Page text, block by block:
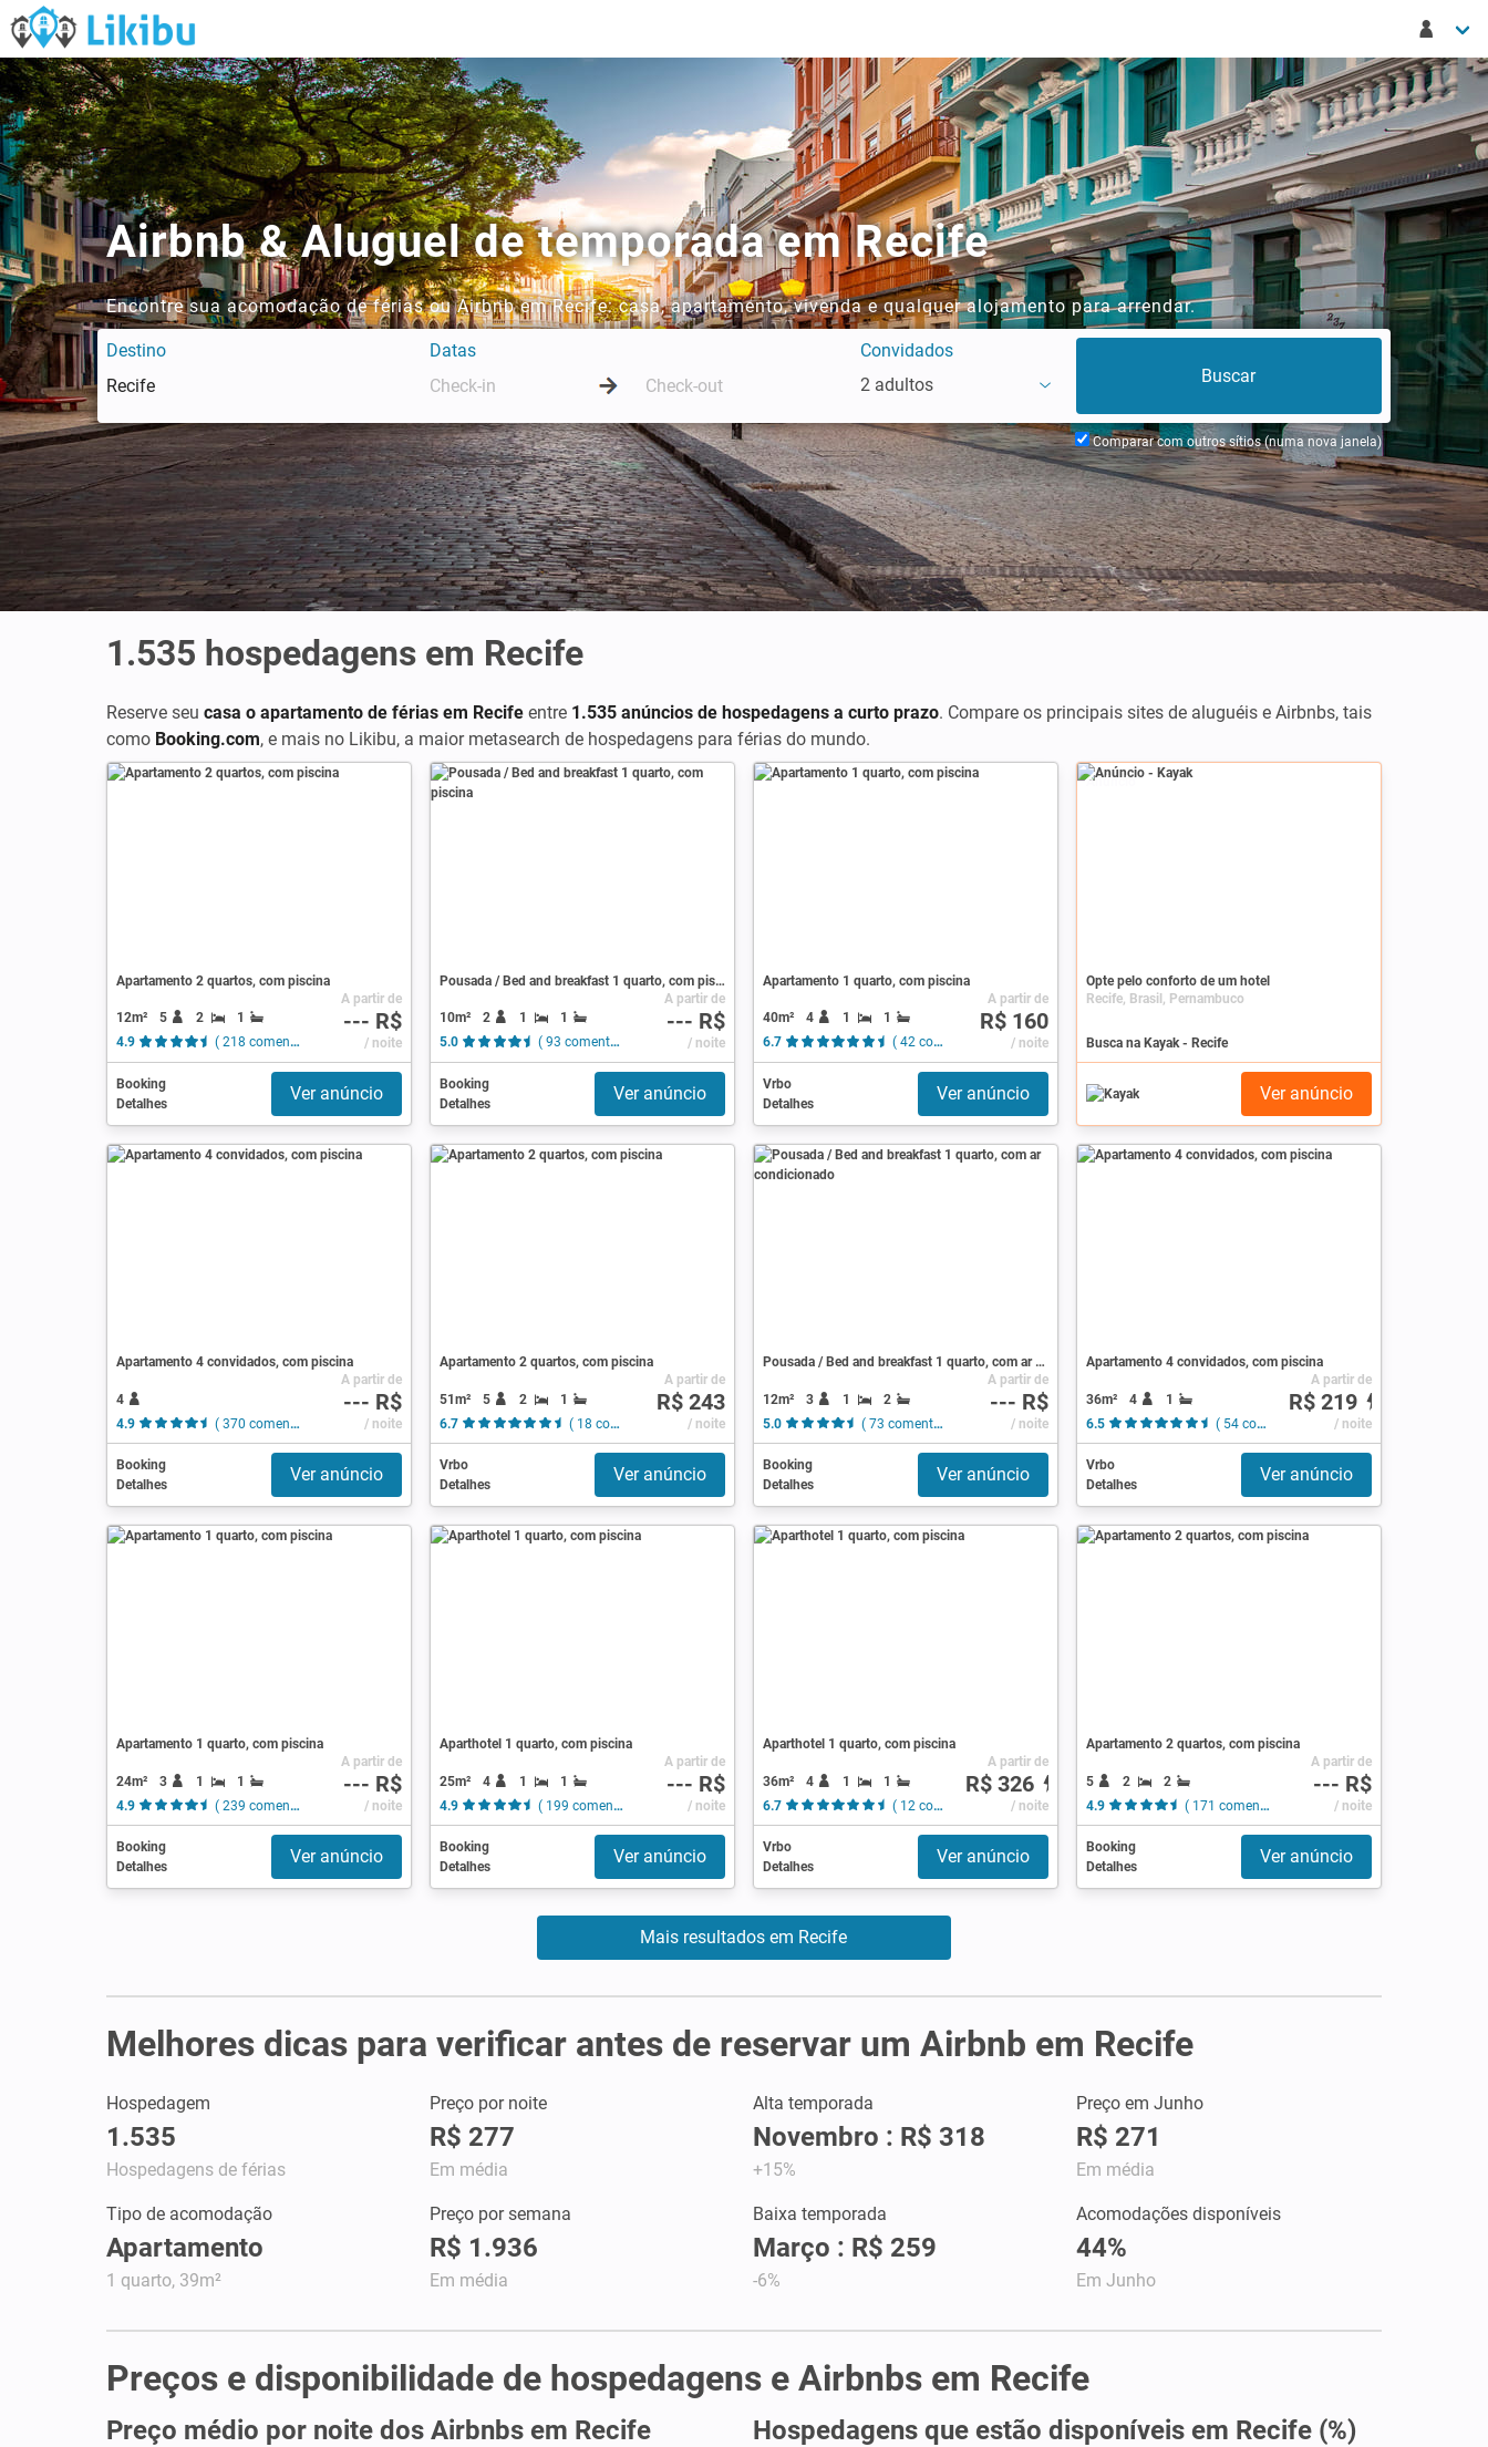
Airbnb & Aluguel de temporada em Recife
Encontre sua acomodação de férias ou Airbnb em Recife: casa, apartamento, vivenda e qualquer alojamento para arrendar.
Destino Datas
Convidados
2 adultos
Comparar com outros sítios (numa nova janela)
1.535 hospedagens em Recife
Reserve seu casa o apartamento de férias em Recife entre 1.535 anúncios de hospedagens a curto prazo. Compare os principais sites de aluguéis e Airbnbs, tais
como Booking.com, e mais no Likibu, a maior metasearch de hospedagens para férias do mundo.
Apartamento 2 quartos, com piscina
12m² 5 2
1
4.9
( 218 comentários )
A partir de
--- R$
/ noite
Booking
Detalhes
Ver anúncio
Pousada / Bed and breakfast 1 quarto, com piscina
10m² 2 1
1
5.0
( 93 comentários )
A partir de
--- R$
/ noite
Booking
Detalhes
Ver anúncio
Apartamento 1 quarto, com piscina
40m² 4 1
1
6.7
( 42 comentários )
A partir de
R$ 160
/ noite
Vrbo
Detalhes
Ver anúncio
Anúncio
Opte pelo conforto de um hotel
Recife, Brasil, Pernambuco
Busca na Kayak - Recife
Ver anúncio
Apartamento 4 convidados, com piscina
4
4.9
( 370 comentários )
A partir de
--- R$
/ noite
Booking
Detalhes
Ver anúncio
Apartamento 2 quartos, com piscina
51m² 5 2
1
6.7
( 18 comentários )
A partir de
R$ 243
/ noite
Vrbo
Detalhes
Ver anúncio
Pousada / Bed and breakfast 1 quarto, com ar condicionado
12m² 3 1
2
5.0
( 73 comentários )
A partir de
--- R$
/ noite
Booking
Detalhes
Ver anúncio
Apartamento 4 convidados, com piscina
36m² 4
1
6.5
( 54 comentários )
A partir de
R$ 219
/ noite
Vrbo
Detalhes
Ver anúncio
Apartamento 1 quarto, com piscina
24m² 3 1
1
4.9
( 239 comentários )
A partir de
--- R$
/ noite
Booking
Detalhes
Ver anúncio
Aparthotel 1 quarto, com piscina
25m² 4 1
1
4.9
( 199 comentários )
A partir de
--- R$
/ noite
Booking
Detalhes
Ver anúncio
Aparthotel 1 quarto, com piscina
36m² 4 1
1
6.7
( 12 comentários )
A partir de
R$ 326
/ noite
Vrbo
Detalhes
Ver anúncio
Apartamento 2 quartos, com piscina
5 2
2
4.9
( 171 comentários )
A partir de
--- R$
/ noite
Booking
Detalhes
Ver anúncio
Mais resultados em Recife
Melhores dicas para verificar antes de reservar um Airbnb em Recife
Hospedagem
1.535
Hospedagens de férias
Preço por noite
R$ 277
Em média
Alta temporada
Novembro : R$ 318
+15%
Preço em Junho
R$ 271
Em média
Tipo de acomodação
Apartamento
1 quarto, 39m²
Preço por semana
R$ 1.936
Em média
Baixa temporada
Março : R$ 259
-6%
Acomodações disponíveis
44%
Em Junho
Preços e disponibilidade de hospedagens e Airbnbs em Recife
Preço médio por noite dos Airbnbs em Recife Hospedagens que estão disponíveis em Recife (%)